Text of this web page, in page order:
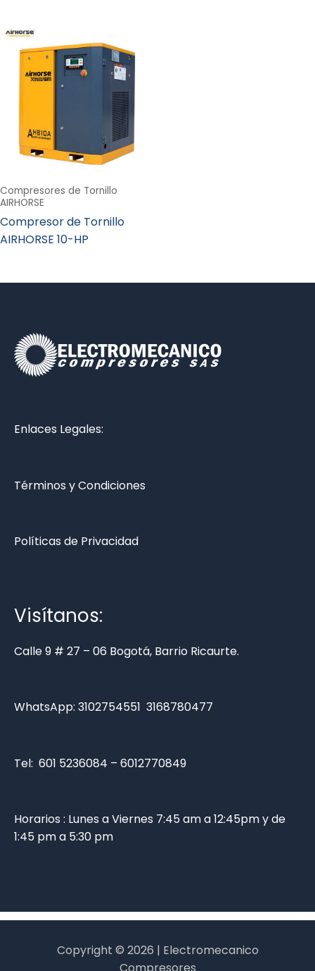
Compresores de Tornillo
AIRHORSE
Compresor de Tornillo
AIRHORSE 10-HP
Enlaces Legales:
Términos y Condiciones
Políticas de Privacidad
Visítanos:
Calle 9 # 27 – 06 Bogotá, Barrio Ricaurte.
WhatsApp: 3102754551 3168780477
Tel: 601 5236084 – 6012770849
Horarios : Lunes a Viernes 7:45 am a 12:45pm y de
1:45 pm a 5:30 pm
Copyright © 2026 | Electromecanico